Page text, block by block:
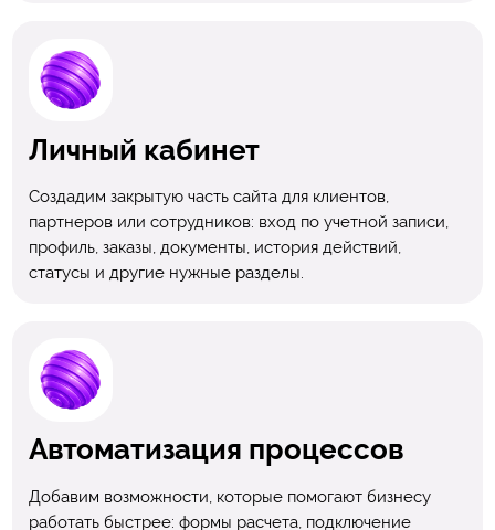
Личный кабинет
Создадим закрытую часть сайта для клиентов,
партнеров или сотрудников: вход по учетной записи,
профиль, заказы, документы, история действий,
статусы и другие нужные разделы.
Автоматизация процессов
Добавим возможности, которые помогают бизнесу
работать быстрее: формы расчета, подключение